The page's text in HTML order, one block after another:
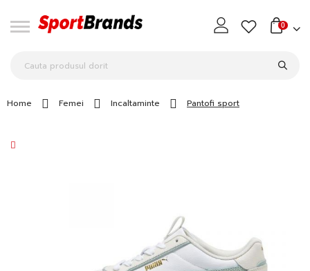
0
Home Femei Incaltaminte Pantofi sport